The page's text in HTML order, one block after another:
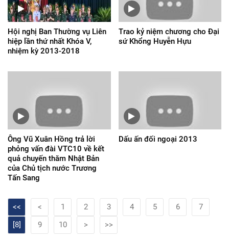
Hội nghị Ban Thường vụ Liên
hiệp lần thứ nhất Khóa V,
nhiệm kỳ 2013-2018
Trao kỷ niệm chương cho Đại
sứ Khổng Huyễn Hựu
Ông Vũ Xuân Hồng trả lời
phỏng vấn đài VTC10 về kết
quả chuyến thăm Nhật Bản
của Chủ tịch nước Trương
Tấn Sang
Dấu ấn đối ngoại 2013
<< < 1 2 3 4 5 6
7
[8]
9 10 > >>